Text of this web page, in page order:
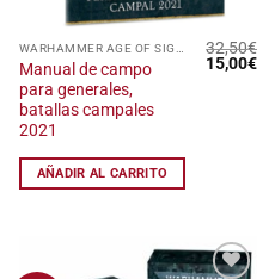
Manual de campo
para generales,
batallas campales
2021
32,50€
El
precio
15,00€El
AÑADIR AL CARRITO